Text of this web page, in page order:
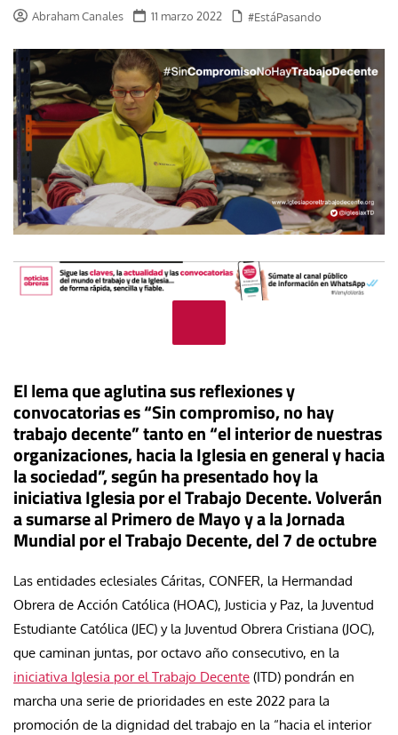
Abraham Canales 11 marzo 2022 #EstáPasando
El lema que aglutina sus reflexiones y
convocatorias es “Sin compromiso, no hay
trabajo decente” tanto en “el interior de nuestras
organizaciones, hacia la Iglesia en general y hacia
la sociedad”, según ha presentado hoy la
iniciativa Iglesia por el Trabajo Decente. Volverán
a sumarse al Primero de Mayo y a la Jornada
Mundial por el Trabajo Decente, del 7 de octubre
Las entidades eclesiales Cáritas, CONFER, la Hermandad
Obrera de Acción Católica (HOAC), Justicia y Paz, la Juventud
Estudiante Católica (JEC) y la Juventud Obrera Cristiana (JOC),
que caminan juntas, por octavo año consecutivo, en la
iniciativa Iglesia por el Trabajo Decente (ITD) pondrán en
marcha una serie de prioridades en este 2022 para la
promoción de la dignidad del trabajo en la “hacia el interior